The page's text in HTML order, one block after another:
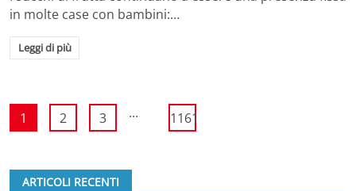
in molte case con bambini:…
Leggi di più
1 2 3 ... 1161
ARTICOLI RECENTI